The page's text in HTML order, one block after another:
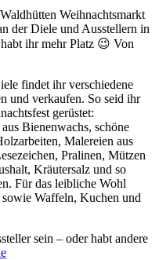
Weihnachtsmarkt
der Diele und Ausstellern in
ihr mehr Platz 😉 Von
findet ihr verschiedene
und verkaufen. So seid ihr
gerüstet:
Bienenwachs, schöne
Malereien aus
Pralinen, Mützen
Kräutersalz und so
Für das leibliche Wohl
Waffeln, Kuchen und
sein – oder habt andere